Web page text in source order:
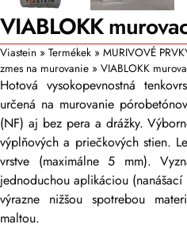
VIABLOKK
Viastein » Termékek » MURIVOVÉ
zmes na murovanie » VIABLOKK
Hotová vysokopevnostná
určená na murovanie
(NF) aj bez pera a drážky.
výplňových a priečkových stien.
vrstve (maximálne 5 mm).
jednoduchou aplikáciou
výrazne nižšou spotrebou
maltou.